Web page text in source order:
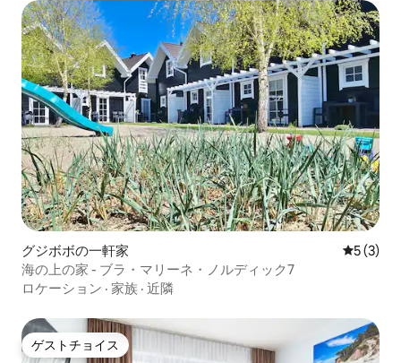
グジボボの一軒家 レビュー
5 (3)
海の上の家 - ブラ・マリーネ・ノルディック7
ロケーション · 家族 · 近隣
ゲストチョイス
ゲストチョイス